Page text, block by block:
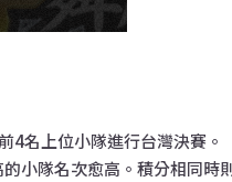
4名上位小隊進行台灣決賽。
小隊名次愈高。積分相同時